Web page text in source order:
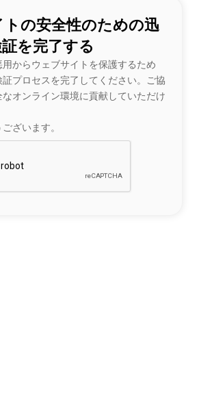
の安全性のための迅
を完了する
からウェブサイトを保護するため
プロセスを完了してください。ご協
オンライン環境に貢献していただけ
ざいます。